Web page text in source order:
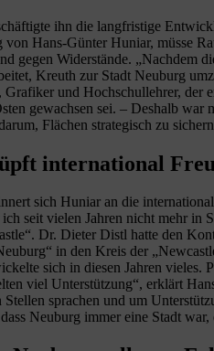
ihn die langfristige
von Hans-Günter Huniar, müsse
gegen Widerstände. „Nachdem
Kreuth zur Stadt Neuburg
Grafiker und Hochschullehrer, der
gewachsen sei. – Deshalb
Flächen strategisch zu
international
sich Huniar an die
seit vielen Jahren nicht mehr in
Dr. Dieter Distl hatte den
in den Kreis der
sich in diesen Jahren vieles.
viel Unterstützung“, erklärt
Stellen sprachen und um
Neuburg immer eine Stadt